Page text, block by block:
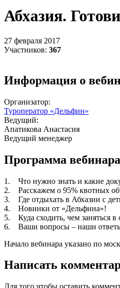
Абхазия.
27 февраля 2017
Участников: 367
Информация о
Организатор:
Туроператор «Дельфин»
Ведущий:
Апатикова Анастасия
Ведущий менеджер
Программа вебинара
1. Что нужно знать и какие
2. Расскажем о 95% квотных
3. Где отдыхать в Абхазии с
4. Новинки от «Дельфина»!
5. Куда сходить, чем заняться в
6. Ваши вопросы – наши
Начало вебинара указано по
Написать